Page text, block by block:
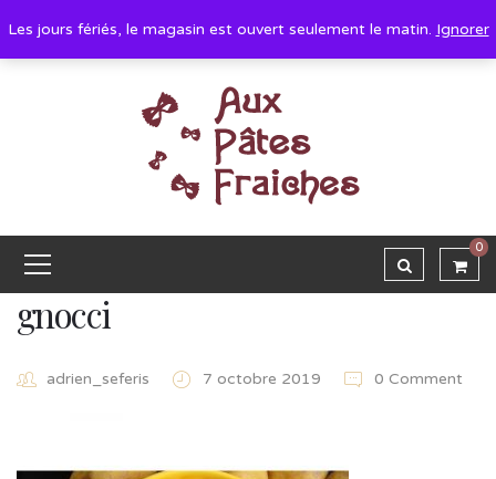
Les jours fériés, le magasin est ouvert seulement le matin. Ignorer
0
gnocci
adrien_seferis 7 octobre 2019 0 Comment